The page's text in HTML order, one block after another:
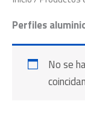
Perfiles
No se